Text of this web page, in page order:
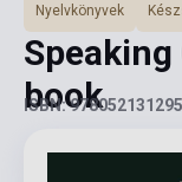
Nyelvkönyvek
book
ISBN: